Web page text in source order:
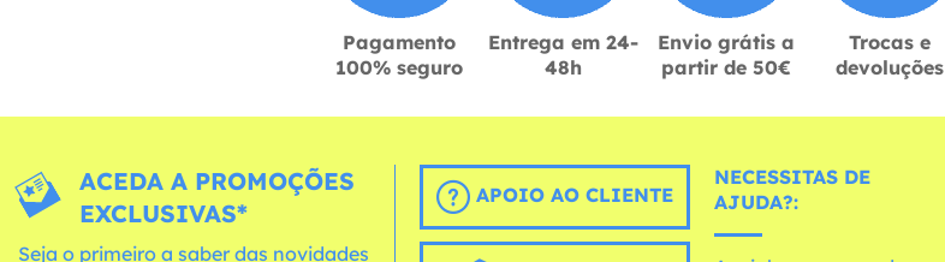
Pagamento
100% seguro
Entrega em 24-
48h
Envio grátis a
partir de 50€
Trocas e
devoluções
ACEDA A PROMOÇÕES
EXCLUSIVAS*
Seja o primeiro a saber das novidades
APOIO AO CLIENTE
NECESSITAS DE
AJUDA?: